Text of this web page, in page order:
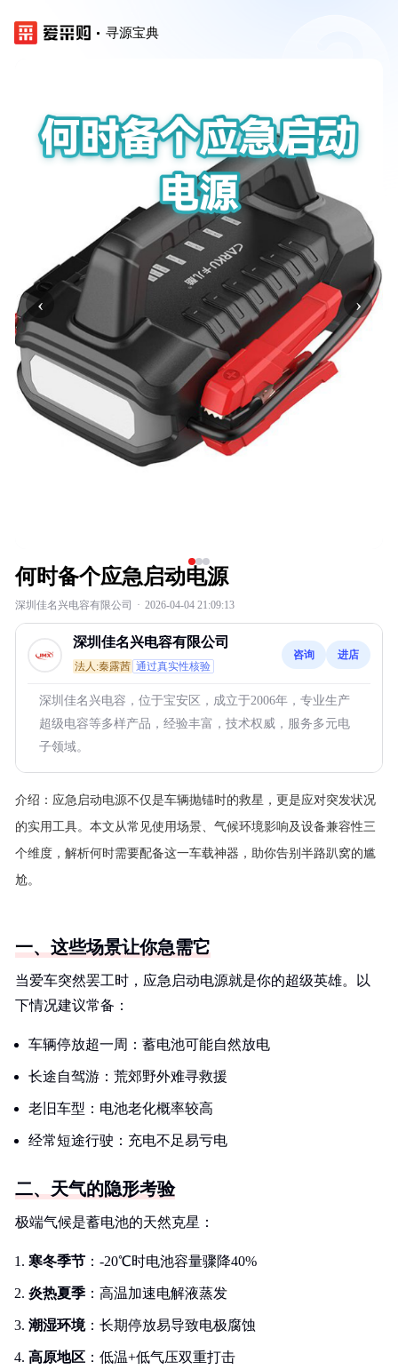
寻源宝典
‹ ›
何时备个应急启动电源
深圳佳名兴电容有限公司 · 2026-04-04 21:09:13
深圳佳名兴电容有限公司
法人:秦露茜 通过真实性核验
咨询 进店
深圳佳名兴电容，位于宝安区，成立于2006年，专业生产
超级电容等多样产品，经验丰富，技术权威，服务多元电
子领域。
介绍： 应急启动电源不仅是车辆抛锚时的救星，更是应对突发状况
的实用工具。本文从常见使用场景、气候环境影响及设备兼容性三
个维度，解析何时需要配备这一车载神器，助你告别半路趴窝的尴
尬。
一、这些场景让你急需它
当爱车突然罢工时，应急启动电源就是你的超级英雄。以
下情况建议常备：
车辆停放超一周：蓄电池可能自然放电
长途自驾游：荒郊野外难寻救援
老旧车型：电池老化概率较高
经常短途行驶：充电不足易亏电
二、天气的隐形考验
极端气候是蓄电池的天然克星：
寒冬季节 ：-20℃时电池容量骤降40%
炎热夏季 ：高温加速电解液蒸发
潮湿环境：长期停放易导致电极腐蚀
高原地区 ：低温+低气压双重打击